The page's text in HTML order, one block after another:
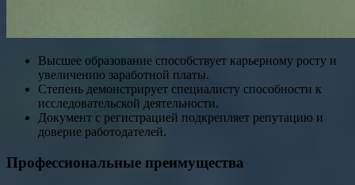
Высшее образование способствует карьерному росту и
увеличению заработной платы.
Степень демонстрирует специалисту способности к
исследовательской деятельности.
Документ с регистрацией подкрепляет репутацию и
доверие работодателей.
Профессиональные преимущества